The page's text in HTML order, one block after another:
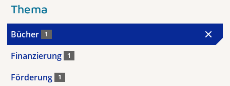
Thema
Bücher 1
Finanzierung 1
Förderung 1